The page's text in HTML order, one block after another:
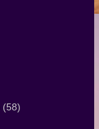
(58)